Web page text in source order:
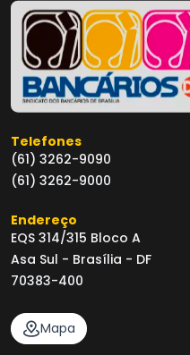
Telefones
(61) 3262-9090
(61) 3262-9000
Endereço
EQS 314/315 Bloco A
Asa Sul - Brasília - DF
70383-400
Mapa